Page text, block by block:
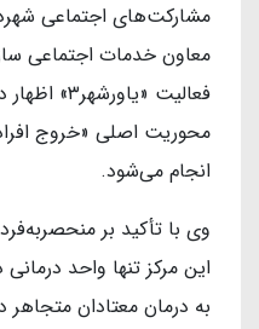
مشارکت‌های اجتماعی
معاون خدمات اجتماعی
فعالیت
محوریت اصلی «خروج
انجام می‌شود.
این مرکز تنها واحد
به درمان معتادان